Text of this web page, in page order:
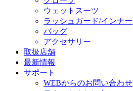
ウェットスーツ
ラッシュガード/インナー
バッグ
アクセサリー
取扱店舗
最新情報
サポート
WEBからのお問い合わせ